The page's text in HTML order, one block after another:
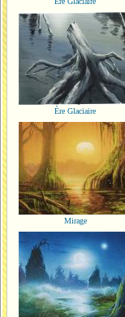
Ère Glaciaire
Mirage